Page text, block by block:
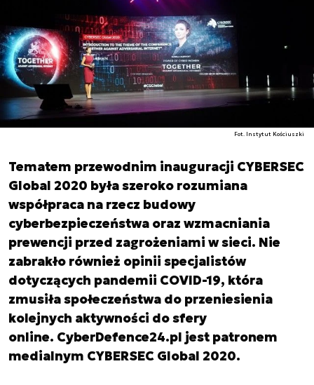
Fot. Instytut Kościuszki
Tematem przewodnim inauguracji CYBERSEC
Global 2020 była szeroko rozumiana
współpraca na rzecz budowy
cyberbezpieczeństwa oraz wzmacniania
prewencji przed zagrożeniami w sieci. Nie
zabrakło również opinii specjalistów
dotyczących pandemii COVID-19, która
zmusiła społeczeństwa do przeniesienia
kolejnych aktywności do sfery
online. CyberDefence24.pl jest patronem
medialnym CYBERSEC Global 2020.